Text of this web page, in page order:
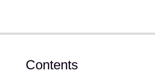
Contents